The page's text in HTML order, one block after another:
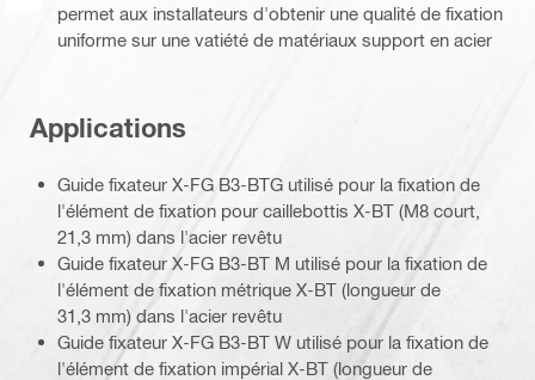
permet aux installateurs d'obtenir une qualité de fixation
uniforme sur une vatiété de matériaux support en acier
Applications
Guide fixateur X-FG B3-BTG utilisé pour la fixation de
l'élément de fixation pour caillebottis X-BT (M8 court,
21,3 mm) dans l'acier revêtu
Guide fixateur X-FG B3-BT M utilisé pour la fixation de
l'élément de fixation métrique X-BT (longueur de
31,3 mm) dans l'acier revêtu
Guide fixateur X-FG B3-BT W utilisé pour la fixation de
l'élément de fixation impérial X-BT (longueur de